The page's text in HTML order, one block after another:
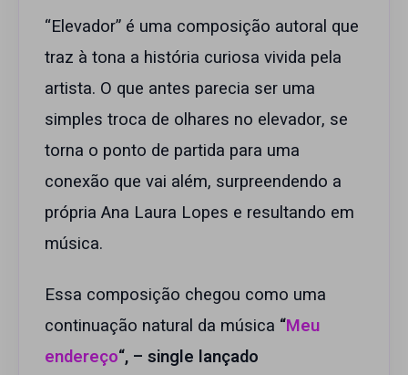
“Elevador” é uma composição autoral que
traz à tona a história curiosa vivida pela
artista. O que antes parecia ser uma
simples troca de olhares no elevador, se
torna o ponto de partida para uma
conexão que vai além, surpreendendo a
própria Ana Laura Lopes e resultando em
música.
Essa composição chegou como uma
continuação natural da música “Meu
endereço“, – single lançado